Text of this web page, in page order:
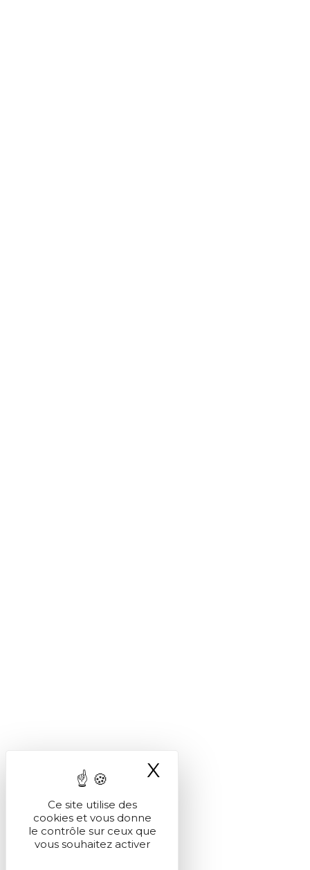
Ce site utilise des
cookies et vous donne
le contrôle sur ceux que
vous souhaitez activer
X